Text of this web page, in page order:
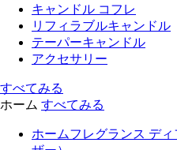
キャンドル コフレ
リフィラブルキャンドル
テーパーキャンドル
アクセサリー
すべてみる
ホーム すべてみる
ホームフレグランス デ